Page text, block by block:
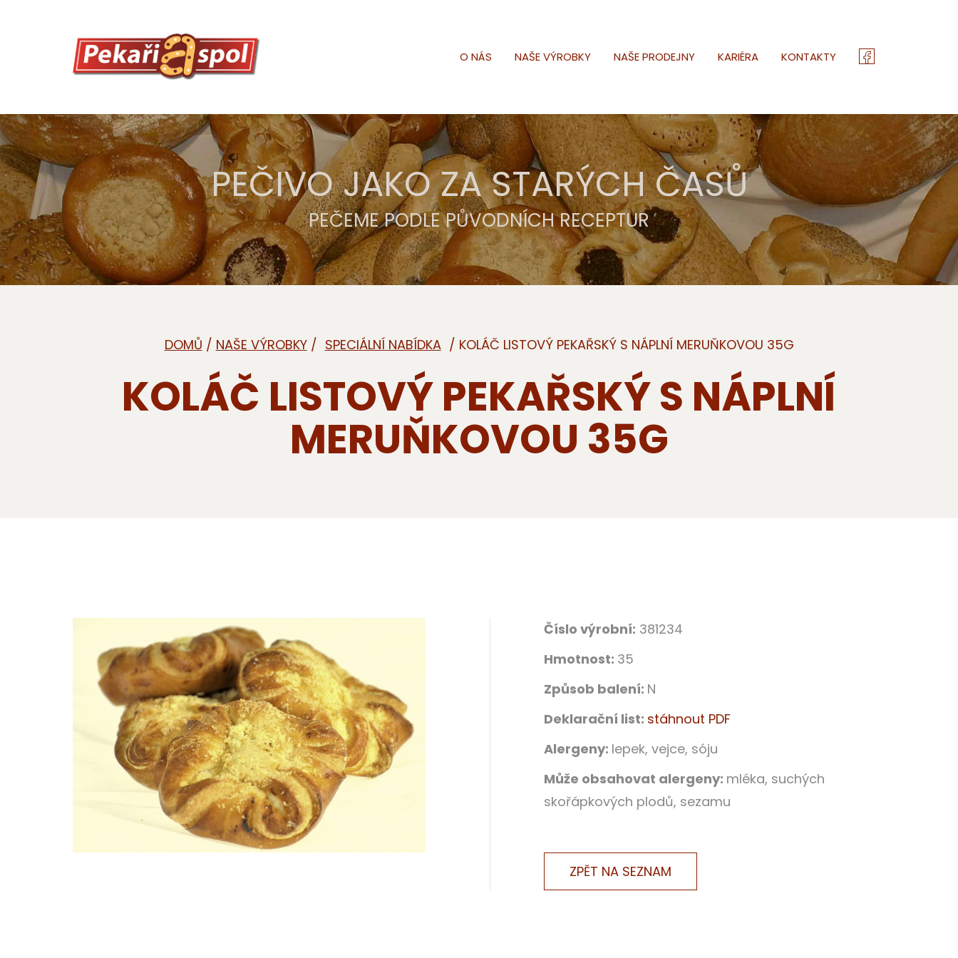
O NÁS NAŠE VÝROBKY NAŠE PRODEJNY KARIÉRA KONTAKTY
PEČIVO JAKO ZA STARÝCH ČASŮ
PEČEME PODLE PŮVODNÍCH RECEPTUR
DOMŮ / NAŠE VÝROBKY/ / KOLÁČ LISTOVÝ PEKAŘSKÝ S NÁPLNÍ MERUŇKOVOU 35G
KOLÁČ LISTOVÝ PEKAŘSKÝ S NÁPLNÍ
MERUŇKOVOU 35G
Číslo výrobní: 381234
Hmotnost: 35
Způsob balení: N
Deklarační list: stáhnout PDF
Alergeny: lepek, vejce, sóju
Může obsahovat alergeny: mléka, suchých
skořápkových plodů, sezamu